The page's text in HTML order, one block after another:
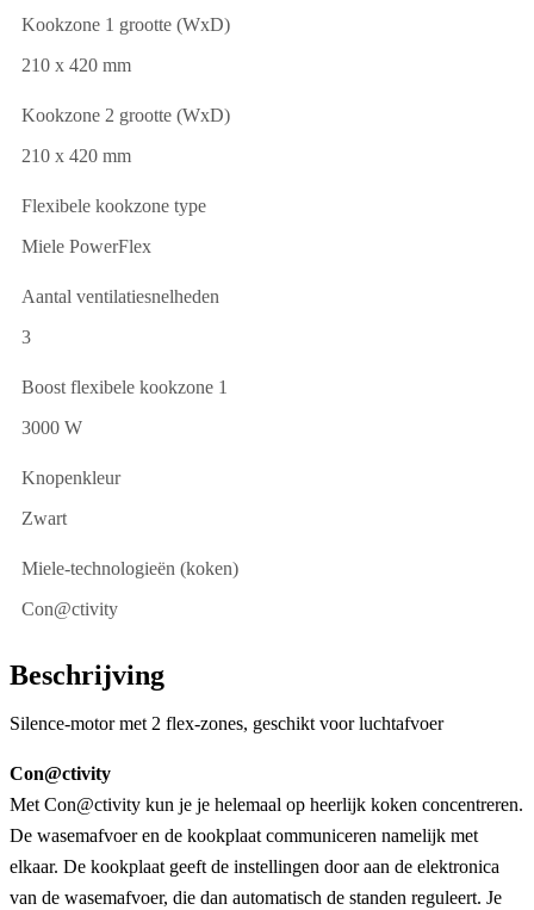
Kookzone 1 grootte (WxD)
210 x 420 mm
Kookzone 2 grootte (WxD)
210 x 420 mm
Flexibele kookzone type
Miele PowerFlex
Aantal ventilatiesnelheden
3
Boost flexibele kookzone 1
3000 W
Knopenkleur
Zwart
Miele-technologieën (koken)
Con@ctivity
Beschrijving
Silence-motor met 2 flex-zones, geschikt voor luchtafvoer
Con@ctivity
Met Con@ctivity kun je je helemaal op heerlijk koken concentreren.
De wasemafvoer en de kookplaat communiceren namelijk met
elkaar. De kookplaat geeft de instellingen door aan de elektronica
van de wasemafvoer, die dan automatisch de standen reguleert. Je